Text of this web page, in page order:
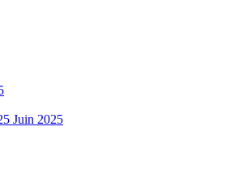
Juin 2025